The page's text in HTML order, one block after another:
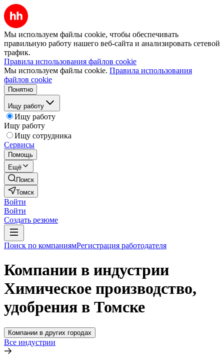
Мы используем файлы cookie, чтобы обеспечивать
правильную работу нашего веб-сайта и анализировать сетевой
трафик.
Правила использования файлов cookie
Мы используем файлы cookie. Правила использования
файлов cookie
Понятно
Ищу работу
Ищу работу
Ищу работу
Ищу сотрудника
Сервисы
Помощь
Ещё
Поиск
Томск
Войти
Войти
Создать резюме
Поиск по компаниямРегистрация работодателя
Компании в индустрии
Химическое производство,
удобрения в Томске
Компании в других городах
Все индустрии